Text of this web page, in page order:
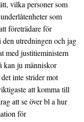
vilka personer som
som
företrädare för
utredningen och jag
med justitieministern
kan ju människor
inte strider mot
att komma till
att se över bl a hur
för